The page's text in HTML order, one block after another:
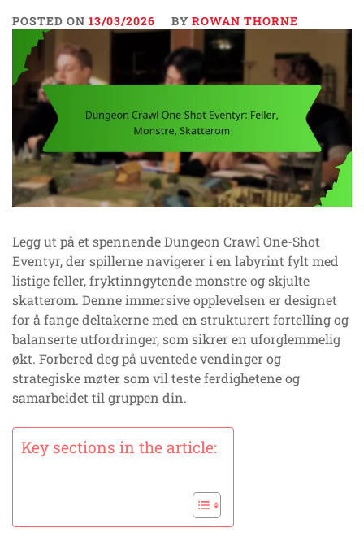
POSTED ON 13/03/2026 BY ROWAN THORNE
Legg ut på et spennende Dungeon Crawl One-Shot
Eventyr, der spillerne navigerer i en labyrint fylt med
listige feller, fryktinngytende monstre og skjulte
skatterom. Denne immersive opplevelsen er designet
for å fange deltakerne med en strukturert fortelling og
balanserte utfordringer, som sikrer en uforglemmelig
økt. Forbered deg på uventede vendinger og
strategiske møter som vil teste ferdighetene og
samarbeidet til gruppen din.
Key sections in the article: